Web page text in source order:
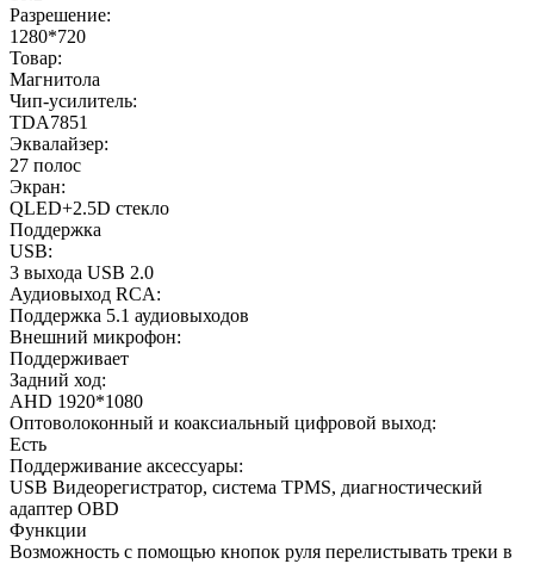
Разрешение:
1280*720
Товар:
Магнитола
Чип-усилитель:
TDA7851
Эквалайзер:
27 полос
Экран:
QLED+2.5D стекло
Поддержка
USB:
3 выхода USB 2.0
Аудиовыход RCA:
Поддержка 5.1 аудиовыходов
Внешний микрофон:
Поддерживает
Задний ход:
AHD 1920*1080
Оптоволоконный и коаксиальный цифровой выход:
Есть
Поддерживание аксессуары:
USB Видеорегистратор, система TPMS, диагностический
адаптер OBD
Функции
Возможность с помощью кнопок руля перелистывать треки в